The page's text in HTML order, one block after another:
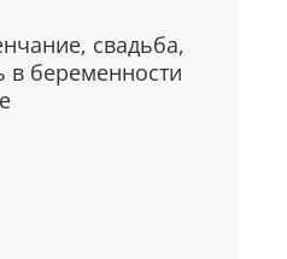
прикладывается
свадьба,
беременности